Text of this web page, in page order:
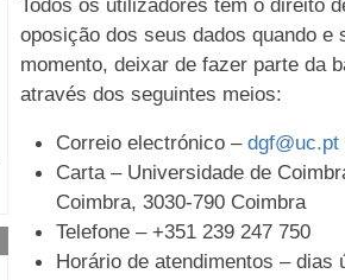
Todos os utilizadores têm o direito
oposição dos seus dados quando e
momento, deixar de fazer parte da
através dos seguintes meios:
Correio electrónico – dgf@uc.pt
Carta – Universidade de
Coimbra, 3030-790 Coimbra
Telefone – +351 239 247 750
Horário de atendimentos – dias